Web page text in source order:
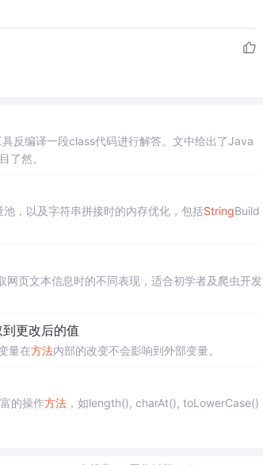
反编译一段class代码进行解答。文中给出了Java
了然。
池，以及字符串拼接时的内存优化，包括StringBuild
网页文本信息时的不同表现，适合初学者及爬虫开发
更改后的值
量在方法内部的改变不会影响到外部变量。
的操作方法，如length(), charAt(), toLowerCase()